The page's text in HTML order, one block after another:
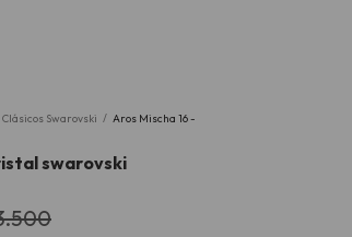
Clásicos Swarovski / Aros Mischa 16 -
swarovski